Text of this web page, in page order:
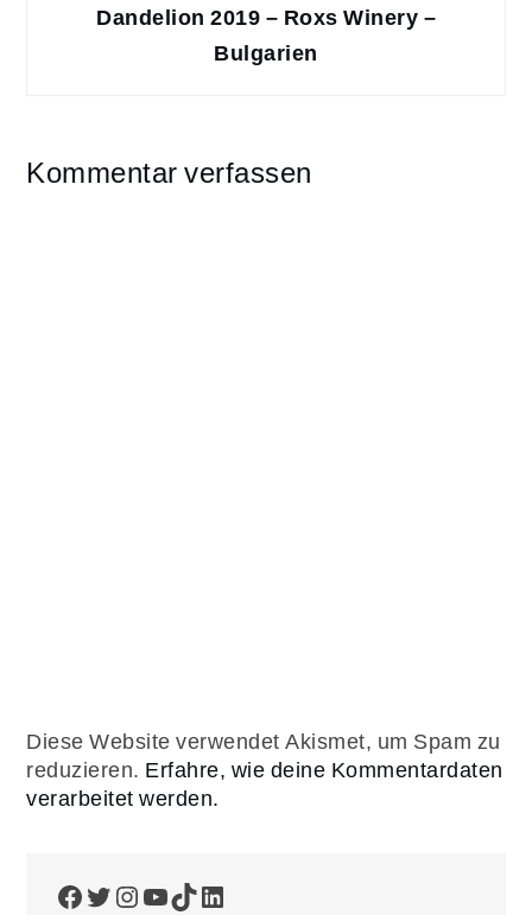
Dandelion 2019 – Roxs Winery –
Bulgarien
Kommentar verfassen
Diese Website verwendet Akismet, um Spam zu
reduzieren. Erfahre, wie deine Kommentardaten
verarbeitet werden.
Facebook
Twitter
Instagram
YouTube
TikTokLinkedIn